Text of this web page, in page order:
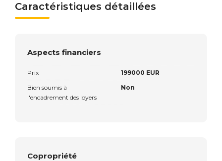
Caractéristiques détaillées
Aspects financiers
Prix
199000 EUR
Bien soumis à
l'encadrement des loyers
Non
Copropriété